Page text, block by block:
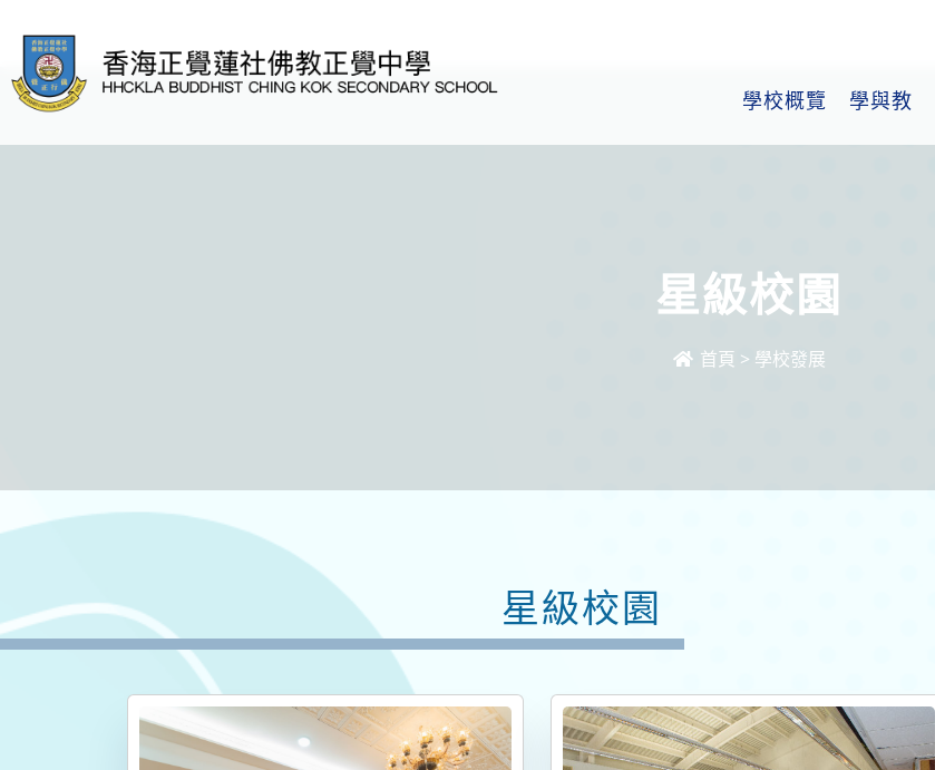
學校概覽 學與教
星級校園
首頁 > 學校發展
星級校園